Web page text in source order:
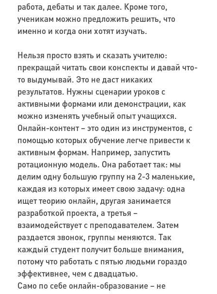
работа, дебаты и так далее. Кроме того,
ученикам можно предложить решить, что
именно и когда они хотят изучать.
Нельзя просто взять и сказать учителю:
прекращай читать свои конспекты и давай что-
то выдумывай. Это не даст никаких
результатов. Нужны сценарии уроков с
активными формами или демонстрации, как
можно изменять учебный опыт учащихся.
Онлайн-контент – это один из инструментов, с
помощью которых обучение легче привести к
активным формам. Например, запустить
ротационную модель. Она работает так: мы
делим одну большую группу на 2-3 маленькие,
каждая из которых имеет свою задачу: одна
ищет теорию онлайн, другая занимается
разработкой проекта, а третья –
взаимодействует с преподавателем. Затем
раздается звонок, группы меняются. Так
каждый студент получит больше внимания,
потому что работать с пятью людьми гораздо
эффективнее, чем с двадцатью.
Само по себе онлайн-образование – не